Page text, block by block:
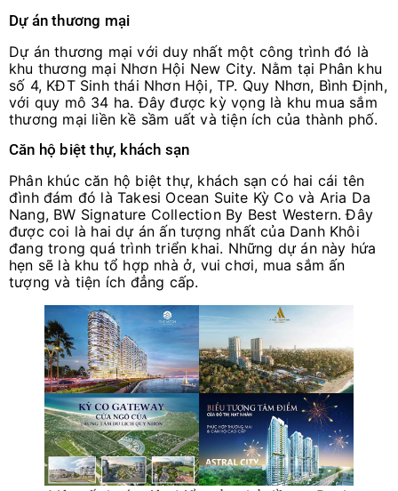
Dự án thương mại
Dự án thương mại với duy nhất một công trình đó là
khu thương mại Nhơn Hội New City. Nằm tại Phân khu
số 4, KĐT Sinh thái Nhơn Hội, TP. Quy Nhơn, Bình Định,
với quy mô 34 ha. Đây được kỳ vọng là khu mua sắm
thương mại liền kề sầm uất và tiện ích của thành phố.
Căn hộ biệt thự, khách sạn
Phân khúc căn hộ biệt thự, khách sạn có hai cái tên
đình đám đó là Takesi Ocean Suite Kỳ Co và Aria Da
Nang, BW Signature Collection By Best Western. Đây
được coi là hai dự án ấn tượng nhất của Danh Khôi
đang trong quá trình triển khai. Những dự án này hứa
hẹn sẽ là khu tổ hợp nhà ở, vui chơi, mua sắm ấn
tượng và tiện ích đẳng cấp.